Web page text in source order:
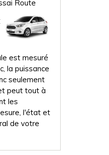
Route
est mesuré
la puissance
seulement
peut tout à
les
l'état et
de votre